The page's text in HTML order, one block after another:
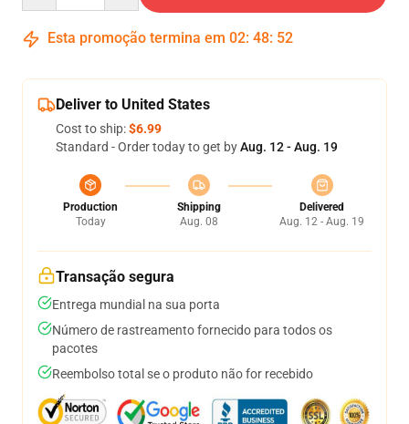
Esta promoção termina em 02: 48: 51
Deliver to United States
Cost to ship:$6.99
Standard - Order today to get byAug. 12 - Aug. 19
Production
Today
Shipping
Aug. 08
Delivered
Aug. 12 - Aug. 19
Transação segura
Entrega mundial na sua porta
Número de rastreamento fornecido para todos os
pacotes
Reembolso total se o produto não for recebido